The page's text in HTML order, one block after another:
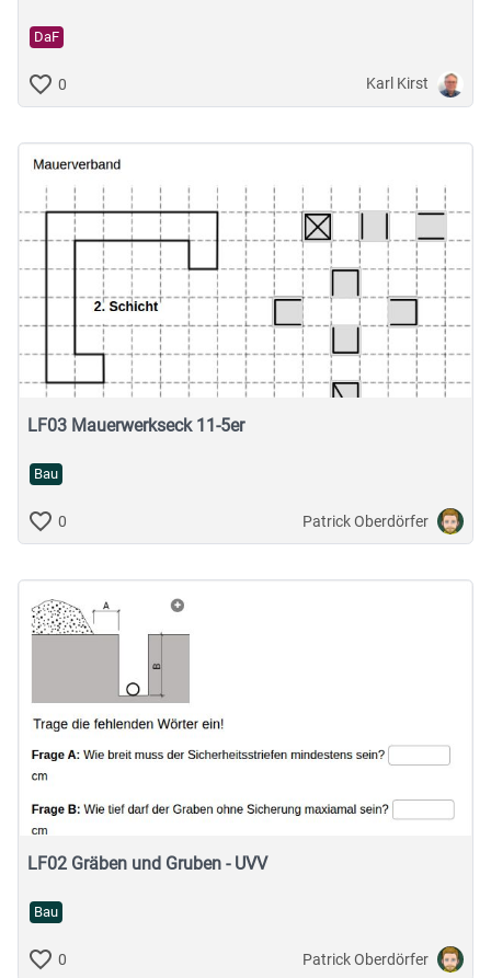
DaF
0 Karl Kirst
LF03 Mauerwerkseck 11-5er
Bau
0 Patrick Oberdörfer
LF02 Gräben und Gruben - UVV
Bau
0 Patrick Oberdörfer